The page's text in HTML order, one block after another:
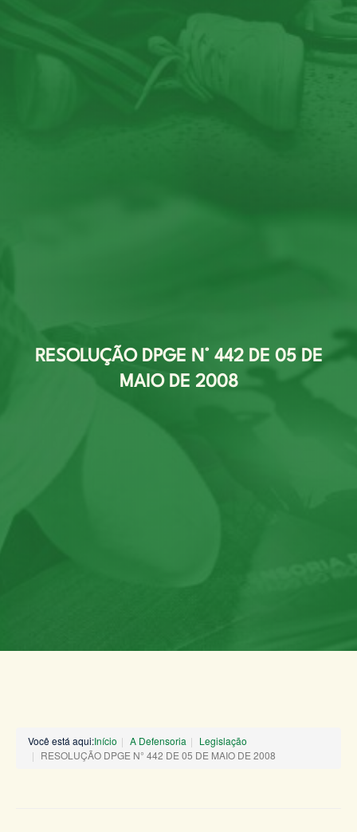
RESOLUÇÃO DPGE N° 442 DE 05 DE
MAIO DE 2008
Você está aqui:Início A Defensoria
Legislação
RESOLUÇÃO DPGE N° 442 DE 05 DE MAIO DE 2008